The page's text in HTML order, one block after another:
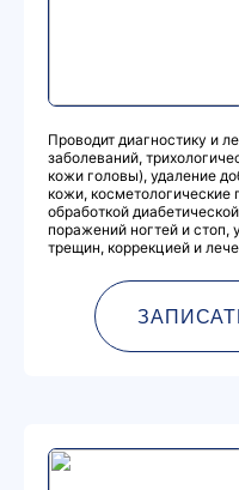
Проводит диагностику и
заболеваний,
кожи головы), удаление
кожи,
обработкой
поражений ногтей и стоп,
трещин, коррекцией и